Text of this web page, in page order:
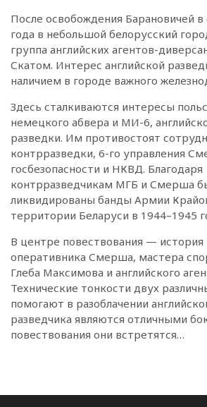
После освобождения Барановичей
года в небольшой белорусский
группа английских агентов-
Скатом. Интерес английской
наличием в городе важного
Здесь сталкиваются интересы
немецкого абвера и МИ-6,
разведки. Им противостоят
контрразведки, 6-го управления
госбезопасности и НКВД. Благодаря
контрразведчикам МГБ и Смерша
ликвидированы банды Армии
территории Беларуси в 1944–1945
В центре повествования — история
оперативника Смерша, мастера
Глеба Максимова и английского
Технические тонкости двух
помогают в разоблачении
разведчика являются отличными
повествования они встретятся…